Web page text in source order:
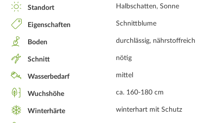
Standort Halbschatten, Sonne
Eigenschaften Schnittblume
Boden durchlässig, nährstoffreich
Schnitt nötig
Wasserbedarf mittel
Wuchshöhe ca. 160-180 cm
Winterhärte winterhart mit Schutz